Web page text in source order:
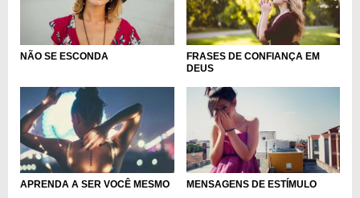
NÃO SE ESCONDA
FRASES DE CONFIANÇA EM
DEUS
APRENDA A SER VOCÊ MESMO MENSAGENS DE ESTÍMULO